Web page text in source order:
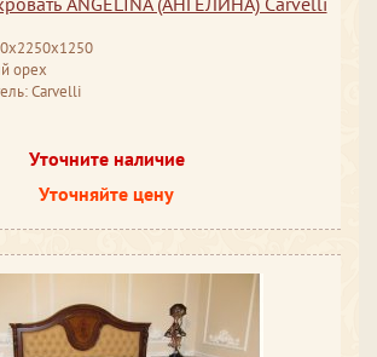
орех
Carvelli
Уточните наличие
Уточняйте цену